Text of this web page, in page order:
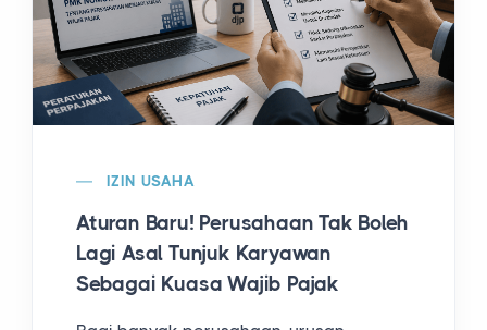
IZIN USAHA
Aturan Baru! Perusahaan Tak Boleh
Lagi Asal Tunjuk Karyawan
Sebagai Kuasa Wajib Pajak